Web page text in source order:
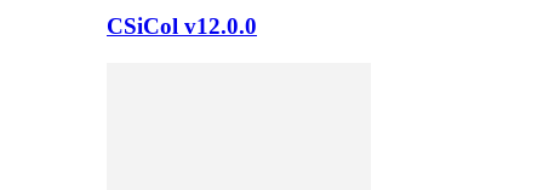
CSiCol v12.0.0